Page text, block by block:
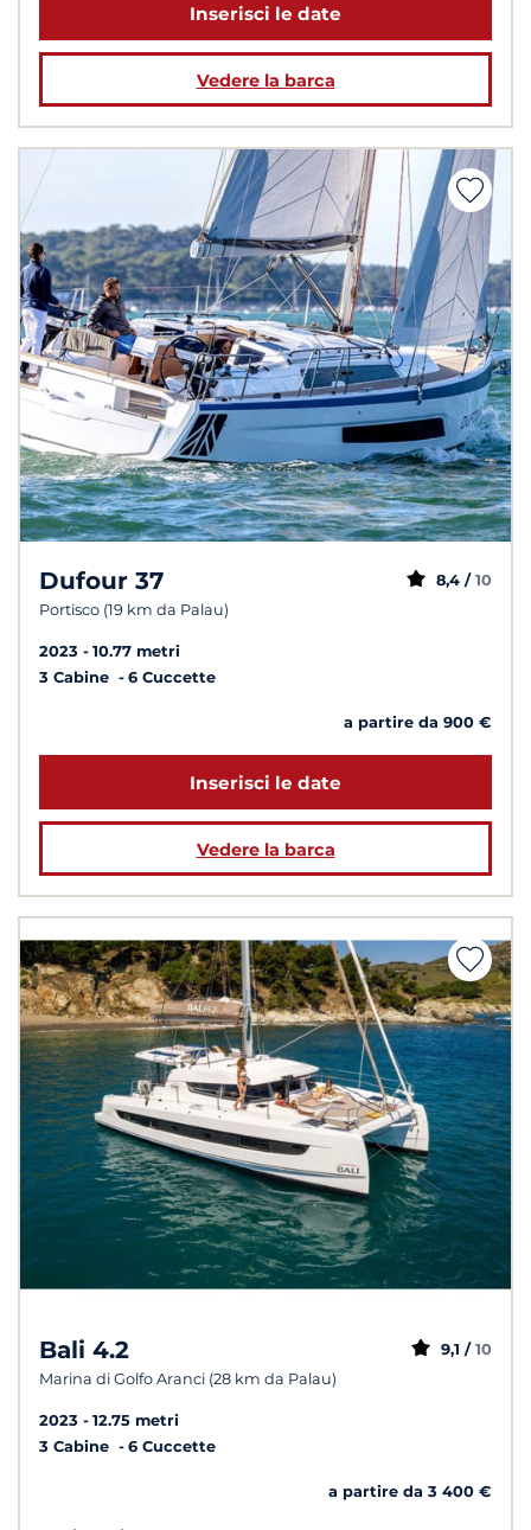
Inserisci le date
Vedere la barca
Dufour 37
Portisco (19 km da Palau)
8,4 / 10
2023
10.77 metri
3 Cabine
6 Cuccette
a partire da 900 €
Inserisci le date
Vedere la barca
Bali 4.2
Marina di Golfo Aranci (28 km da Palau)
9,1 / 10
2023
12.75 metri
3 Cabine
6 Cuccette
a partire da 3 400 €